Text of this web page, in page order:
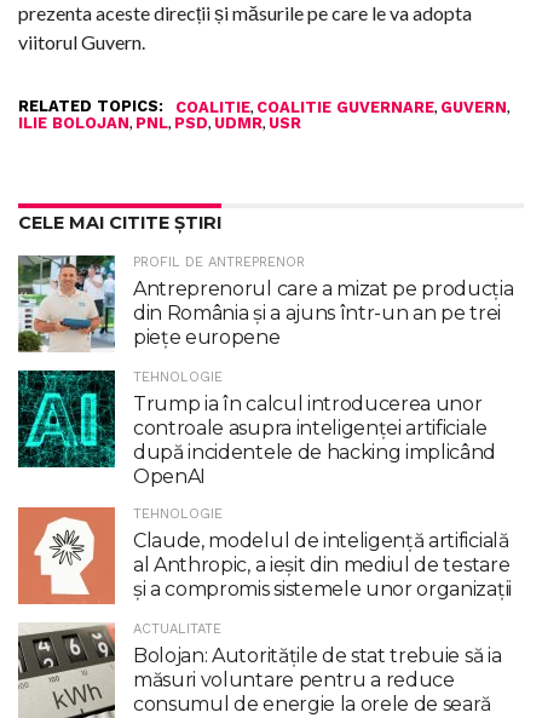
prezenta aceste direcții și măsurile pe care le va adopta
viitorul Guvern.
RELATED TOPICS: COALITIE, COALITIE GUVERNARE, GUVERN,
ILIE BOLOJAN, PNL, PSD, UDMR, USR
CELE MAI CITITE ȘTIRI
PROFIL DE ANTREPRENOR
Antreprenorul care a mizat pe producția
din România și a ajuns într-un an pe trei
piețe europene
TEHNOLOGIE
Trump ia în calcul introducerea unor
controale asupra inteligenţei artificiale
după incidentele de hacking implicând
OpenAI
TEHNOLOGIE
Claude, modelul de inteligenţă artificială
al Anthropic, a ieşit din mediul de testare
şi a compromis sistemele unor organizaţii
ACTUALITATE
Bolojan: Autoritățile de stat trebuie să ia
măsuri voluntare pentru a reduce
consumul de energie la orele de seară